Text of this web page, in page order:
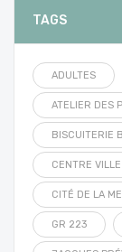
TAGS
ADULTES
ATELIER DES
BISCUITERIE
CENTRE
CITÉ DE LA
GR 223